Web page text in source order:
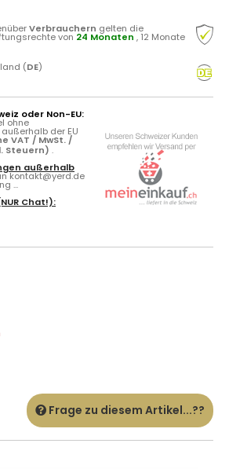
Verbrauchern gelten die
von 24 Monaten , 12 Monate
(DE)
oder Non-EU:
ohne
der EU
VAT / MwSt. /
Steuern) .
außerhalb
kontakt@yerd.de
...
Chat!):
Frage zu diesem Artikel...??